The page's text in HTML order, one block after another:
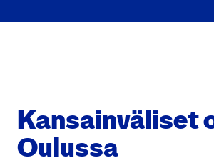
Kan­sain­vä­li­set
Oulus­sa